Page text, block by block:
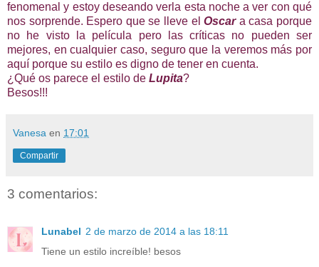
fenomenal y estoy deseando verla esta noche a ver con qué
nos sorprende. Espero que se lleve elOscara casa porque
no he visto la película pero las críticas no pueden ser
mejores, en cualquier caso, seguro que la veremos más por
aquí porque su estilo es digno de tener en cuenta.
¿Qué os parece el estilo de Lupita?
Besos!!!
Vanesa en 17:01
Compartir
3 comentarios:
Lunabel 2 de marzo de 2014 a las 18:11
Tiene un estilo increíble! besos